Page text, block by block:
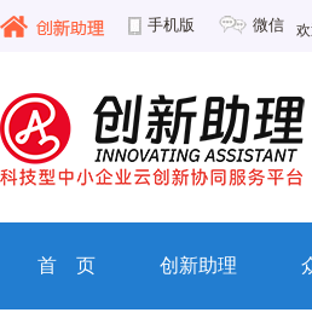
手机版 微信
首 页 创新助理